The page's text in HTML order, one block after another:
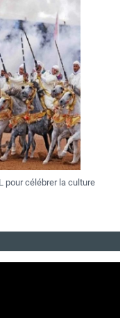
culture
Festival Gnaoua